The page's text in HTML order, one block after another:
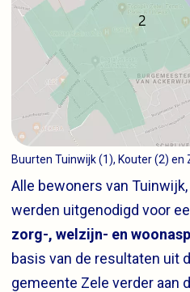
Buurten Tuinwijk (1), Kouter (2) en
Alle bewoners van
werden uitgenodigd voor
zorg-, welzijn- en
basis van de resultaten uit
gemeente Zele verder aan